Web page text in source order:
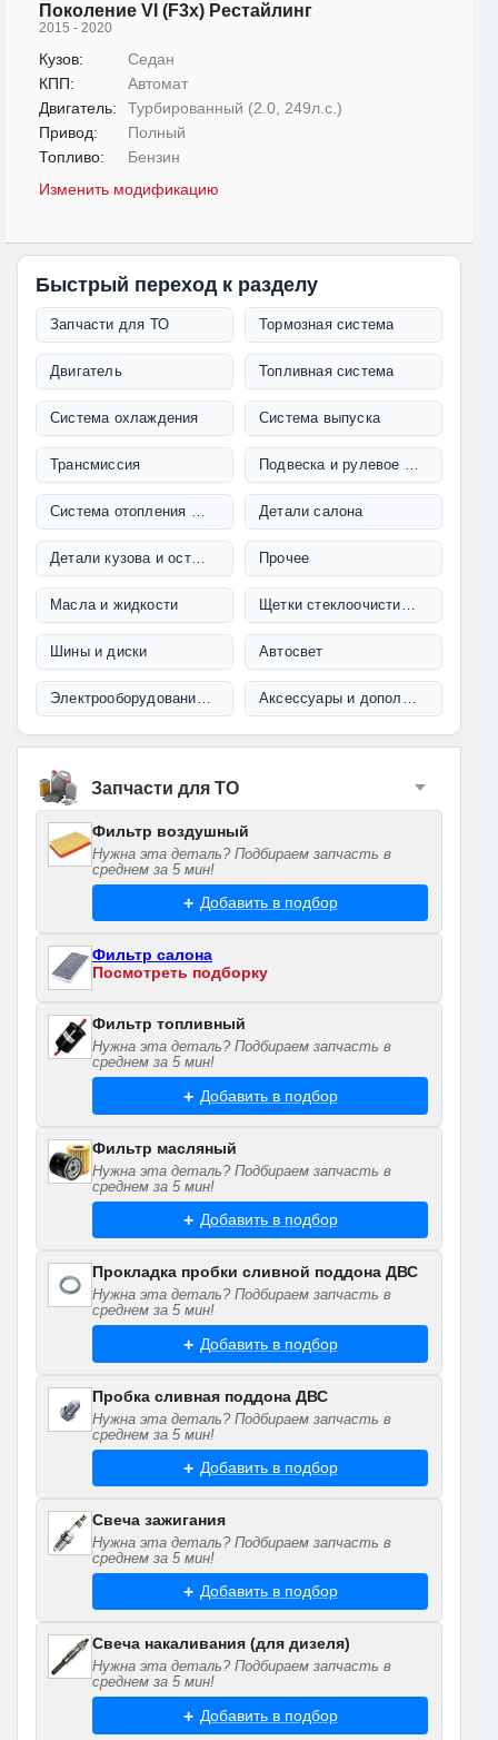
Поколение VI (F3x) Рестайлинг
2015 - 2020
Кузов:
Седан
КПП:
Автомат
Двигатель:
Турбированный (2.0, 249л.с.)
Привод:
Полный
Топливо:
Бензин
Изменить модификацию
Быстрый переход к разделу
Запчасти для ТО Тормозная система
Двигатель Топливная система
Система охлаждения Система выпуска
Трансмиссия Подвеска и рулевое управление
Система отопления и кондиционирования Детали салона
Детали кузова и остекление Прочее
Масла и жидкости Щетки стеклоочистителя
Шины и диски Автосвет
Электрооборудование и проводка Аксессуары и дополнительное оборудование
Запчасти для ТО
Фильтр воздушный
Нужна эта деталь? Подбираем запчасть в
среднем за 5 мин!
Добавить в подбор
Фильтр салона
Посмотреть подборку
Фильтр топливный
Нужна эта деталь? Подбираем запчасть в
среднем за 5 мин!
Добавить в подбор
Фильтр масляный
Нужна эта деталь? Подбираем запчасть в
среднем за 5 мин!
Добавить в подбор
Прокладка пробки сливной поддона ДВС
Нужна эта деталь? Подбираем запчасть в
среднем за 5 мин!
Добавить в подбор
Пробка сливная поддона ДВС
Нужна эта деталь? Подбираем запчасть в
среднем за 5 мин!
Добавить в подбор
Свеча зажигания
Нужна эта деталь? Подбираем запчасть в
среднем за 5 мин!
Добавить в подбор
Свеча накаливания (для дизеля)
Нужна эта деталь? Подбираем запчасть в
среднем за 5 мин!
Добавить в подбор